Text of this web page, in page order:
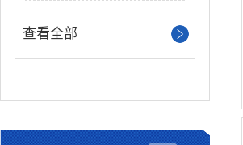
查看全部